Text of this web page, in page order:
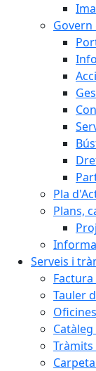
Pla
Plans,
Serveis i
Factura
Tauler